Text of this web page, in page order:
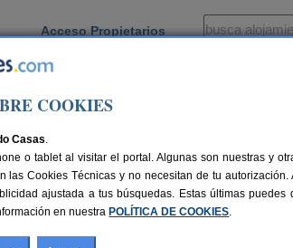
Acceso Propietarios
COOKIES
Casas.
o tablet al visitar el portal. Algunas son nuestras y
Cookies Técnicas y no necesitan de tu autorización.
ajustada a tus búsquedas. Estas últimas puedes
en nuestra POLÍTICA DE COOKIES.